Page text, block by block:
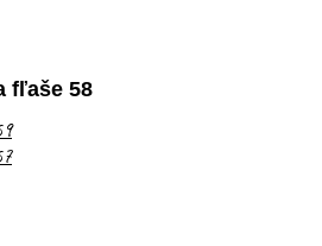
fľaše 58